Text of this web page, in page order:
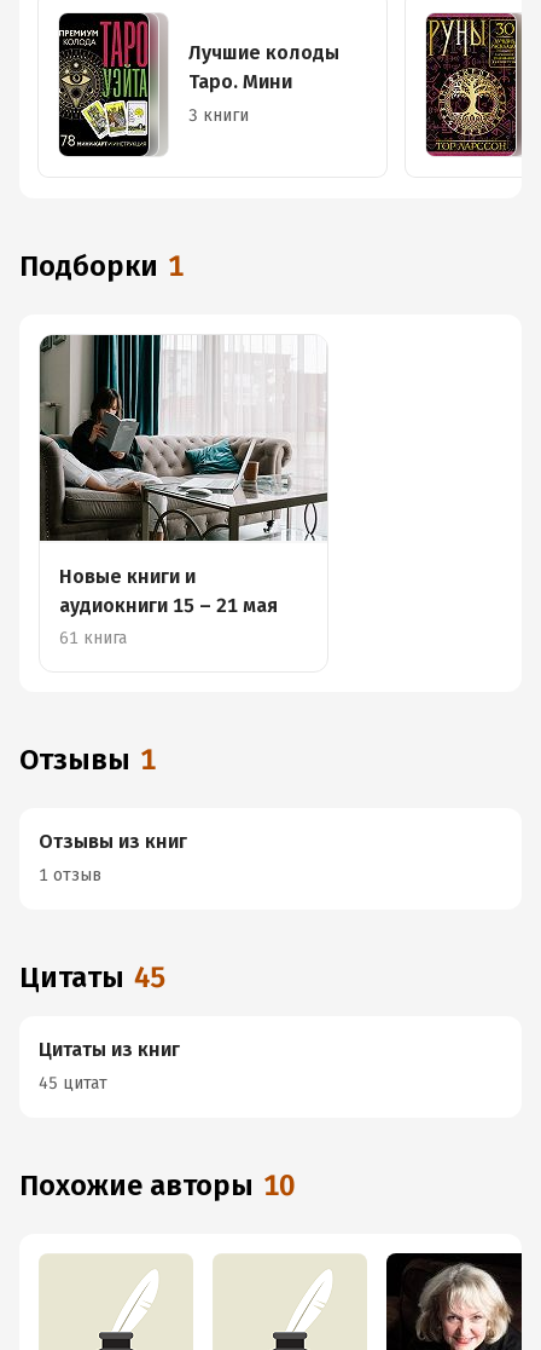
Лучшие колоды
Таро. Мини
3 книги
Подборки 1
Новые книги и
аудиокниги 15 – 21 мая
61 книга
Отзывы 1
Отзывы из книг
1 отзыв
Цитаты 45
Цитаты из книг
45 цитат
Похожие авторы 10